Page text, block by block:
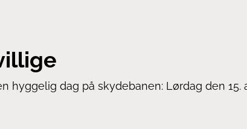
dag på skydebanen: Lørdag den 15.